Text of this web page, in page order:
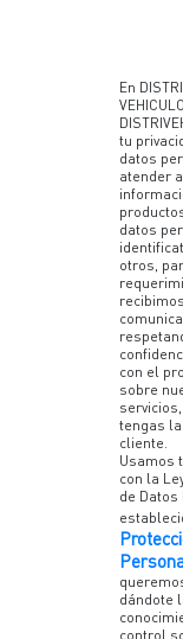
En
tu
datos
atender
datos
otros,
con el
sobre
tengas
cliente.
Usamos
con la
de
dándote
control